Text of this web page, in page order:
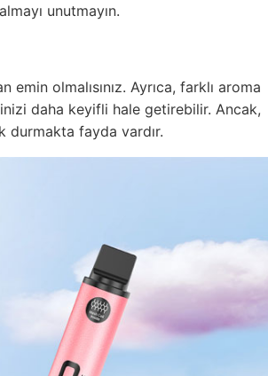
unutmayın.
emin olmalısınız. Ayrıca, farklı aroma
daha keyifli hale getirebilir. Ancak,
durmakta fayda vardır.